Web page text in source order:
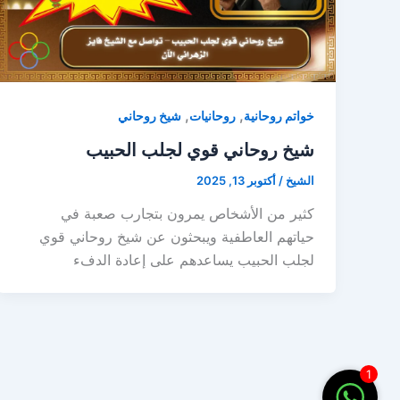
خواتم روحانية, روحانيات, شيخ روحاني
شيخ روحاني قوي لجلب الحبيب
الشيخ / أكتوبر 13, 2025
كثير من الأشخاص يمرون بتجارب صعبة في
حياتهم العاطفية ويبحثون عن شيخ روحاني قوي
لجلب الحبيب يساعدهم على إعادة الدفء
1